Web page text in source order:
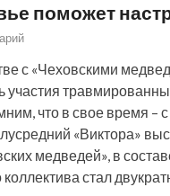
поможет
с «Чеховскими
участия
что в свое время –
«Виктора»
медведей», в
коллектива стал